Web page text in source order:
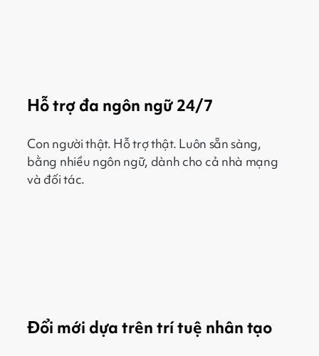
Hỗ trợ đa ngôn ngữ 24/7
Con người thật. Hỗ trợ thật. Luôn sẵn sàng,
bằng nhiều ngôn ngữ, dành cho cả nhà mạng
và đối tác.
Đổi mới dựa trên trí tuệ nhân tạo